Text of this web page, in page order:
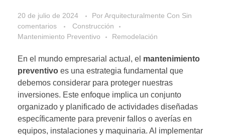
20 de julio de 2024 PorArquitecturalmente Con Sin
comentarios
Construcción
Mantenimiento Preventivo
Remodelación
En el mundo empresarial actual, el mantenimiento
preventivo es una estrategia fundamental que
debemos considerar para proteger nuestras
inversiones. Este enfoque implica un conjunto
organizado y planificado de actividades diseñadas
específicamente para prevenir fallos o averías en
equipos, instalaciones y maquinaria. Al implementar